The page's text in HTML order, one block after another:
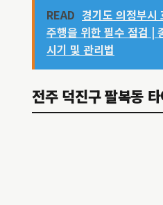
READ 경기도 의정부시
주행을 위한 필수 점검 |
시기 및 관리법
전주 덕진구 팔복동